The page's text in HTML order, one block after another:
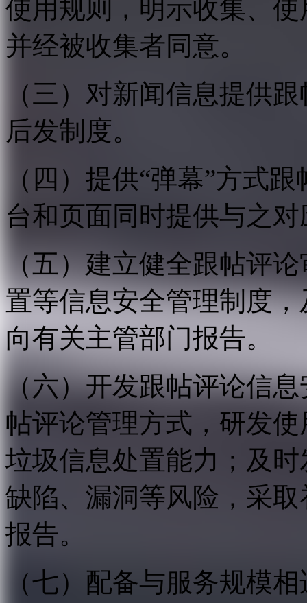
使用规则，明示收集、
并经被收集者同意。
（三）对新闻信息提供
后发制度。
（四）提供“弹幕”方式
台和页面同时提供与之
（五）建立健全跟帖评
置等信息安全管理制度
向有关主管部门报告。
（六）开发跟帖评论信
帖评论管理方式，研发
垃圾信息处置能力；及
缺陷、漏洞等风险，采
报告。
（七）配备与服务规模